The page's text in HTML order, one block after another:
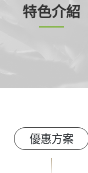
特色介紹
優惠方案